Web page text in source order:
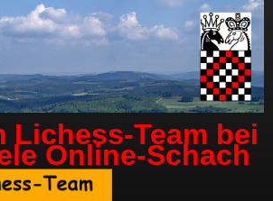
Lichess-Team bei
Online-Schach